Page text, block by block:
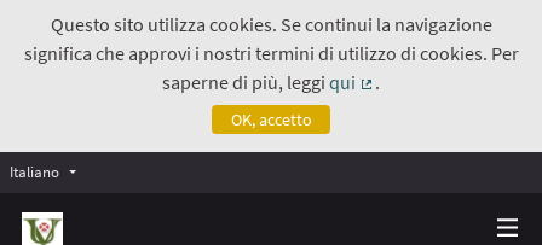
Questo sito utilizza cookies. Se continui la navigazione
significa che approvi i nostri termini di utilizzo di cookies. Per
saperne di più, leggiqui
.
OK, accetto
Italiano